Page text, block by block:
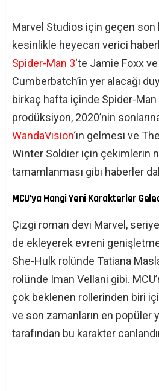
Marvel Studios için geçen son
kesinlikle heyecan verici
Spider-Man 3‘te Jamie Foxx
Cumberbatch’in yer alacağı
birkaç hafta içinde Spider-Man
prodüksiyon, 2020’nin
WandaVision‘ın gelmesi ve
Winter Soldier için çekimlerin
tamamlanması gibi haberler
MCU’ya Hangi Yeni Karakterler
Çizgi roman devi Marvel,
de ekleyerek evreni
She-Hulk rolünde Tatiana
rolünde Iman Vellani gibi.
çok beklenen rollerinden biri
ve son zamanların en popüler
tarafından bu karakter